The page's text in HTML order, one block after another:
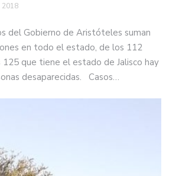
2018
del Gobierno de Aristóteles suman
en todo el estado, de los 112
125 que tiene el estado de Jalisco hay
desaparecidas. Casos…